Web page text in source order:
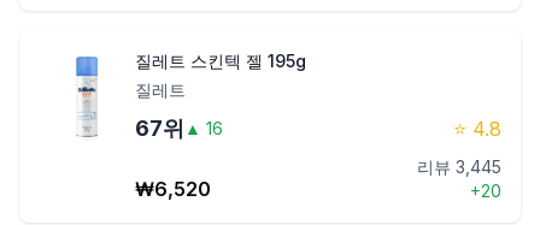
질레트 스킨텍 젤 195g
질레트
67위 ▲ 16 ⭐ 4.8
₩6,520
리뷰 3,445
+20